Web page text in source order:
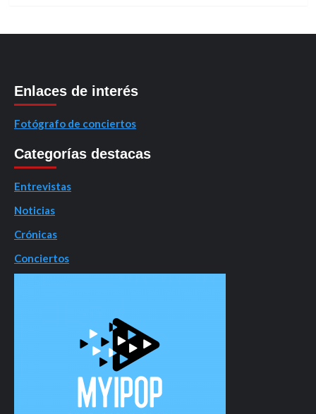
Enlaces de interés
Fotógrafo de conciertos
Categorías destacas
Entrevistas
Noticias
Crónicas
Conciertos